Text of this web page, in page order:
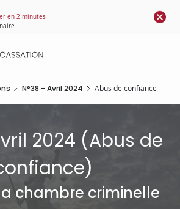
cookies
en 2 minutes
N°38 - Avril 2024 Abus de confiance
2024 (Abus de
)
chambre criminelle